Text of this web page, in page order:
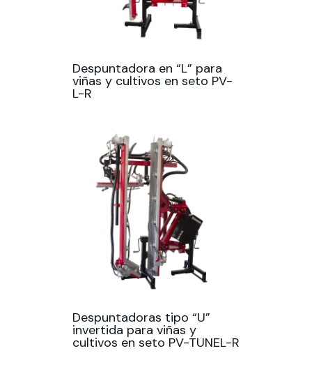
Despuntadora en “L” para
viñas y cultivos en seto PV-
L-R
Despuntadoras tipo “U”
invertida para viñas y
cultivos en seto PV-TUNEL-R